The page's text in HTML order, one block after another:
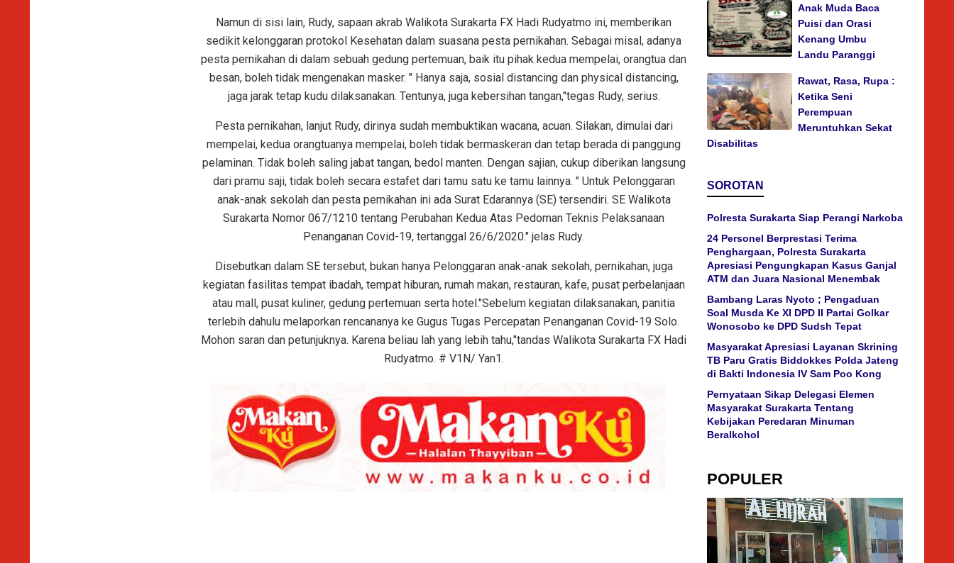
Namun di sisi lain, Rudy, sapaan akrab Walikota Surakarta FX Hadi Rudyatmo ini, memberikan
sedikit kelonggaran protokol Kesehatan dalam suasana pesta pernikahan. Sebagai misal, adanya
pesta pernikahan di dalam sebuah gedung pertemuan, baik itu pihak kedua mempelai, orangtua dan
besan, boleh tidak mengenakan masker. " Hanya saja, sosial distancing dan physical distancing,
jaga jarak tetap kudu dilaksanakan. Tentunya, juga kebersihan tangan,"tegas Rudy, serius.
Pesta pernikahan, lanjut Rudy, dirinya sudah membuktikan wacana, acuan. Silakan, dimulai dari
mempelai, kedua orangtuanya mempelai, boleh tidak bermaskeran dan tetap berada di panggung
pelaminan. Tidak boleh saling jabat tangan, bedol manten. Dengan sajian, cukup diberikan langsung
dari pramu saji, tidak boleh secara estafet dari tamu satu ke tamu lainnya. " Untuk Pelonggaran
anak-anak sekolah dan pesta pernikahan ini ada Surat Edarannya (SE) tersendiri. SE Walikota
Surakarta Nomor 067/1210 tentang Perubahan Kedua Atas Pedoman Teknis Pelaksanaan
Penanganan Covid-19, tertanggal 26/6/2020." jelas Rudy.
Disebutkan dalam SE tersebut, bukan hanya Pelonggaran anak-anak sekolah, pernikahan, juga
kegiatan fasilitas tempat ibadah, tempat hiburan, rumah makan, restauran, kafe, pusat perbelanjaan
atau mall, pusat kuliner, gedung pertemuan serta hotel."Sebelum kegiatan dilaksanakan, panitia
terlebih dahulu melaporkan rencananya ke Gugus Tugas Percepatan Penanganan Covid-19 Solo.
Mohon saran dan petunjuknya. Karena beliau lah yang lebih tahu,"tandas Walikota Surakarta FX Hadi
Rudyatmo. # V1N/ Yan1.
Anak Muda Baca
Puisi dan Orasi
Kenang Umbu
Landu Paranggi
Rawat, Rasa, Rupa :
Ketika Seni
Perempuan
Meruntuhkan Sekat
Disabilitas
SOROTAN
Polresta Surakarta Siap Perangi Narkoba
24 Personel Berprestasi Terima
Penghargaan, Polresta Surakarta
Apresiasi Pengungkapan Kasus Ganjal
ATM dan Juara Nasional Menembak
Bambang Laras Nyoto ; Pengaduan
Soal Musda Ke XI DPD II Partai Golkar
Wonosobo ke DPD Sudsh Tepat
Masyarakat Apresiasi Layanan Skrining
TB Paru Gratis Biddokkes Polda Jateng
di Bakti Indonesia IV Sam Poo Kong
Pernyataan Sikap Delegasi Elemen
Masyarakat Surakarta Tentang
Kebijakan Peredaran Minuman
Beralkohol
POPULER